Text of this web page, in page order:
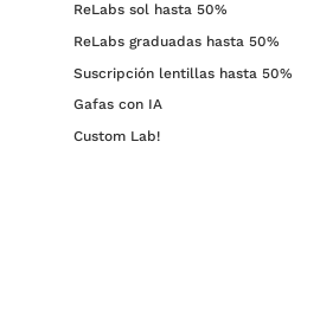
ReLabs sol hasta 50%
ReLabs graduadas hasta 50%
Suscripción lentillas hasta 50%
Gafas con IA
Custom Lab!